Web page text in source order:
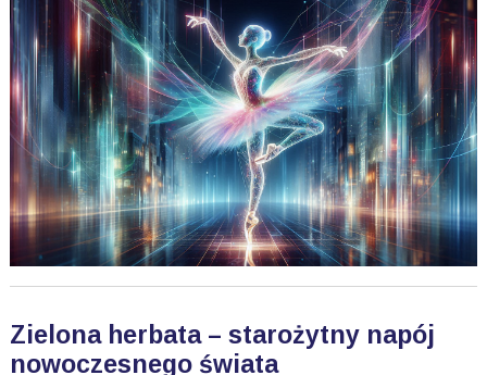
Zielona herbata – starożytny napój
nowoczesnego świata